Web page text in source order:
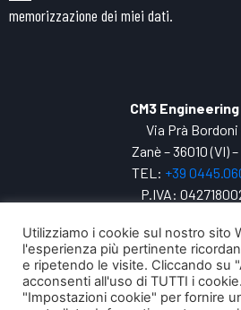
memorizzazione dei miei dati.
CM3
Via Prà Bordoni
Zanè – 36010 (VI)
TEL: +39 0445.
P.IVA:
Privacy
La tua evoluzione
Utilizziamo i cookie sul nostro sito
l'esperienza più pertinente
e ripetendo le visite. Cliccando su
acconsenti all'uso di TUTTI i
"Impostazioni cookie" per fornire